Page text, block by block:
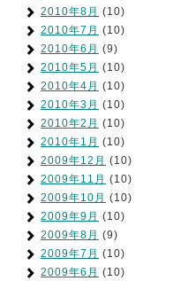
2010年8月 (10)
2010年7月 (10)
2010年6月 (9)
2010年5月 (10)
2010年4月 (10)
2010年3月 (10)
2010年2月 (10)
2010年1月 (10)
2009年12月 (10)
2009年11月 (10)
2009年10月 (10)
2009年9月 (10)
2009年8月 (9)
2009年7月 (10)
2009年6月 (10)